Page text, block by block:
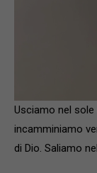
Usciamo nel
incamminiamo
di Dio. Saliamo